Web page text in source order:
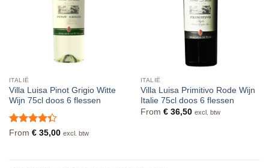
ITALIË
Villa Luisa Pinot Grigio Witte
Wijn 75cl doos 6 flessen
Waardering
From €35,00 excl. btw
ITALIË
Villa Luisa Primitivo Rode Wijn
Italie 75cl doos 6 flessen
From €36,50 excl. btw